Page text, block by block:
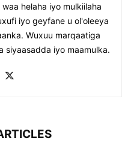
helaha iyo mulkiilaha
iyo geyfane u ol'oleeya
Wuxuu marqaatiga
siyaasadda iyo maamulka.